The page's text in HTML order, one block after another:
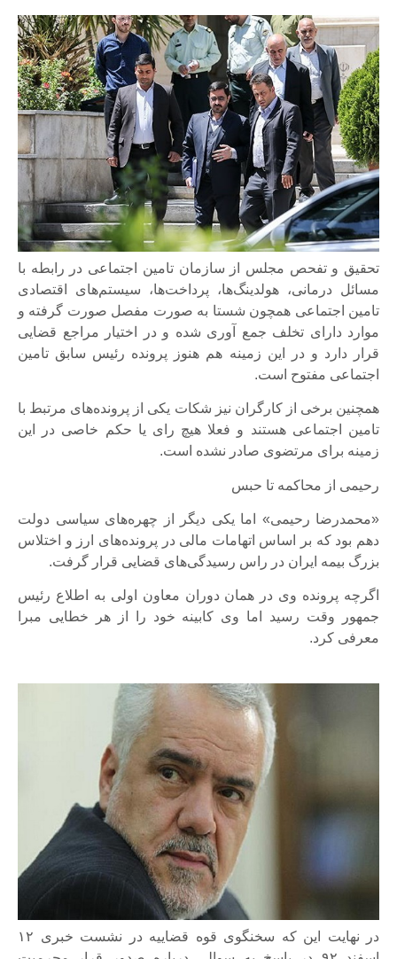
تحقیق و تفحص مجلس از سازمان تامین اجتماعی در رابطه با
مسائل درمانی، هولدینگ‌ها، پرداخت‌ها، سیستم‌های اقتصادی
تامین اجتماعی همچون شستا به صورت مفصل صورت گرفته و
موارد دارای تخلف جمع آوری شده و در اختیار مراجع قضایی
قرار دارد و در این زمینه هم هنوز پرونده رئیس سابق تامین
اجتماعی مفتوح است.
همچنین برخی از کارگران نیز شکات یکی از پرونده‌های مرتبط با
تامین اجتماعی هستند و فعلا هیچ رای یا حکم خاصی در این
زمینه برای مرتضوی صادر نشده است.
رحیمی از محاکمه تا حبس
«محمدرضا رحیمی» اما یکی دیگر از چهره‌های سیاسی دولت
دهم بود که بر اساس اتهامات مالی در پرونده‌های ارز و اختلاس
بزرگ بیمه ایران در راس رسیدگی‌های قضایی قرار گرفت.
اگرچه پرونده وی در همان دوران معاون اولی به اطلاع رئیس
جمهور وقت رسید اما وی کابینه خود را از هر خطایی مبرا
معرفی کرد.
در نهایت این که سخنگوی قوه قضاییه در نشست خبری ۱۲